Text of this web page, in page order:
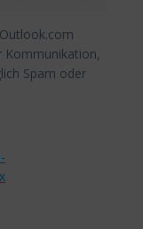
Kommunikation,
Spam oder